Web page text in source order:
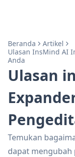
Beranda
Artikel
Ulasan InsMind AI
Anda
Ulasan
Temukan
dapat mengubah